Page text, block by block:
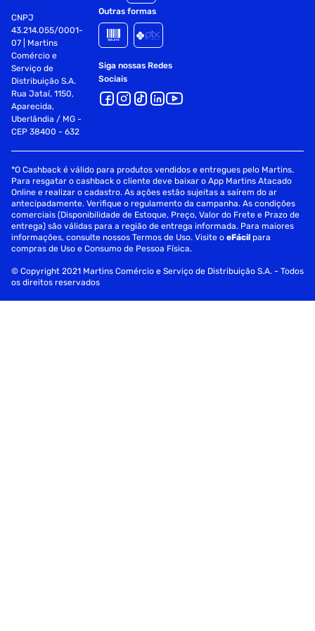
CNPJ
43.214.055/0001-
07 | Martins
Comércio e
Serviço de
Distribuição S.A.
Rua Jataí, 1150,
Aparecida,
Uberlândia / MG -
CEP 38400 - 632
Outras formas
Siga nossas Redes
Sociais
*O Cashback é válido para produtos vendidos e entregues pelo Martins.
Para resgatar o cashback o cliente deve baixar o App Martins Atacado
Online e realizar o cadastro. As ações estão sujeitas a saírem do ar
antecipadamente. Verifique o regulamento da campanha. As condições
comerciais (Disponibilidade de Estoque, Preço, Valor do Frete e Prazo de
entrega) são válidas para a região de entrega informada. Para maiores
informações, consulte nossos Termos de Uso. Visite oeFácil para
compras de Uso e Consumo de Pessoa Física.
© Copyright 2021 Martins Comércio e Serviço de Distribuição S.A. - Todos
os direitos reservados